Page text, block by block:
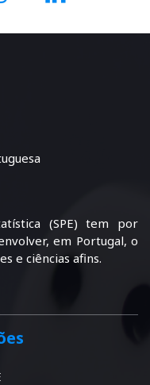
(SPE) tem por
em Portugal, o
e ciências afins.